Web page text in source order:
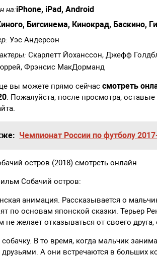
на:iPhone, iPad, Android
Бигсинема, Кинокрад, Баскино,
Уэс Андерсон
Скарлетт Йоханссон, Джефф
Фрэнсис МакДорманд
вы можете прямо сейчассмотреть
. Пожалуйста, после просмотра,
Чемпионат России по футболу
остров (2018) смотреть онлайн
Собачий остров:
анимация. Рассказывается о
по основам японской сказки. Терьер
не желает отказываться от своего
В то время, когда мальчик
А они встречаются в больших